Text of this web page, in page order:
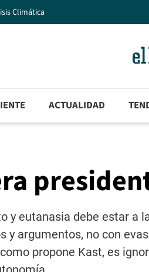
Climática
ACTUALIDAD
y eutanasia debe estar a
y argumentos, no con
propone Kast, es